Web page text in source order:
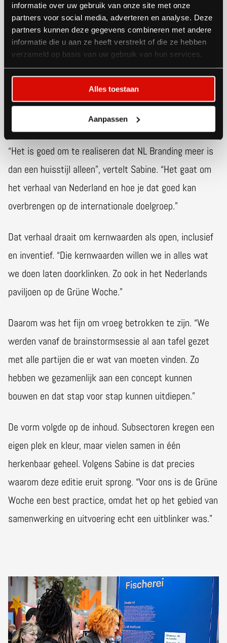
informatie over uw gebruik van onze site met onze
partners voor social media, adverteren en analyse. Deze
partners kunnen deze gegevens combineren met andere
informatie die u aan ze heeft verstrekt of die ze hebben
verzameld op basis van uw gebruik van hun services.
Alles toestaan
Aanpassen
Eerst het verhaal
Een inhoudelijke basis was belangrijk voor hetNL
team, onderdeel van RVO. Voor
communicatieadviseurSabine Izakssonbegint een
paviljoen bij betekenis.
“Het is goed om te realiseren dat NL Branding meer is
dan een huisstijl alleen”, vertelt Sabine. “Het gaat om
het verhaal van Nederland en hoe je dat goed kan
overbrengen op de internationale doelgroep.”
Dat verhaal draait om kernwaarden als open, inclusief
en inventief. “Die kernwaarden willen we in alles wat
we doen laten doorklinken. Zo ook in het Nederlands
paviljoen op de Grüne Woche.”
Daarom was het fijn om vroeg betrokken te zijn. “We
werden vanaf de brainstormsessie al aan tafel gezet
met alle partijen die er wat van moeten vinden. Zo
hebben we gezamenlijk aan een concept kunnen
bouwen en dat stap voor stap kunnen uitdiepen.”
De vorm volgde op de inhoud. Subsectoren kregen een
eigen plek en kleur, maar vielen samen in één
herkenbaar geheel. Volgens Sabine is dat precies
waarom deze editie eruit sprong. “Voor ons is de Grüne
Woche een best practice, omdat het op het gebied van
samenwerking en uitvoering echt een uitblinker was.”